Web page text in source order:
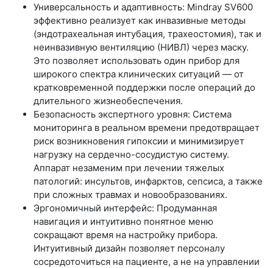
Универсальность и адаптивность: Mindray SV600
эффективно реализует как инвазивные методы
(эндотрахеальная интубация, трахеостомия), так и
неинвазивную вентиляцию (НИВЛ) через маску.
Это позволяет использовать один прибор для
широкого спектра клинических ситуаций — от
кратковременной поддержки после операций до
длительного жизнеобеспечения.
Безопасность экспертного уровня: Система
мониторинга в реальном времени предотвращает
риск возникновения гипоксии и минимизирует
нагрузку на сердечно-сосудистую систему.
Аппарат незаменим при лечении тяжелых
патологий: инсультов, инфарктов, сепсиса, а также
при сложных травмах и новообразованиях.
Эргономичный интерфейс: Продуманная
навигация и интуитивно понятное меню
сокращают время на настройку прибора.
Интуитивный дизайн позволяет персоналу
сосредоточиться на пациенте, а не на управлении